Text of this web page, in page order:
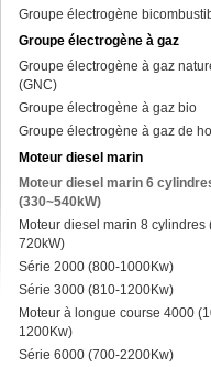
Groupe électrogène
Groupe électrogène à gaz
Groupe électrogène à gaz
(GNC)
Groupe électrogène à gaz bio
Groupe électrogène à gaz de
Moteur diesel marin
Moteur diesel marin 6
(330~540kW)
Moteur diesel marin 8 cylindres
720kW)
Série 2000 (800-1000Kw)
Série 3000 (810-1200Kw)
Moteur à longue course 4000
1200Kw)
Série 6000 (700-2200Kw)